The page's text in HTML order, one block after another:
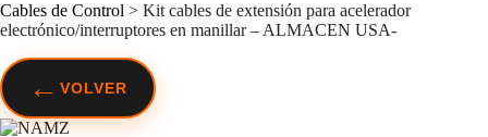
Cables de Control > Kit cables de extensión para acelerador
electrónico/interruptores en manillar – ALMACEN USA-
← VOLVER